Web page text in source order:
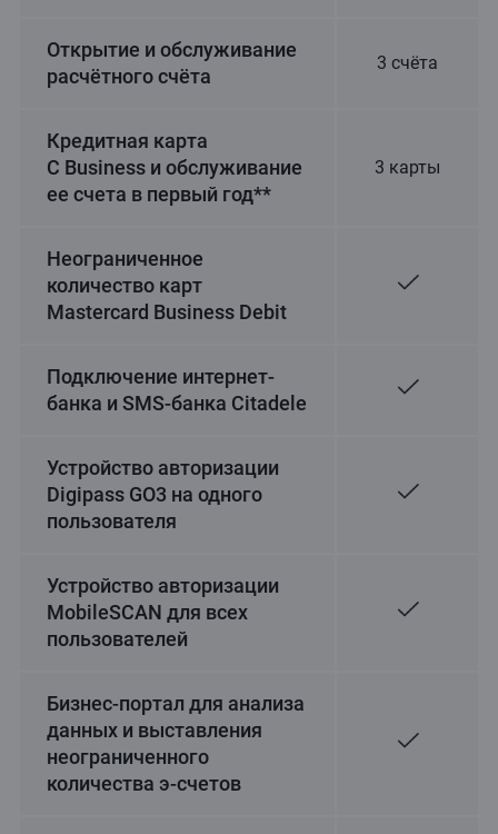
Открытие и обслуживание
расчётного счёта
3 счёта
Кредитная карта
C Business и обслуживание
ее счета в первый год**
3 карты
Неограниченное
количество карт
Mastercard Business Debit
Подключение интернет-
банка и SMS-банка Citadele
Устройство авторизации
Digipass GO3 на одного
пользователя
Устройство авторизации
MobileSCAN для всех
пользователей
Бизнес-портал для анализа
данных и выставления
неограниченного
количества э-счетов